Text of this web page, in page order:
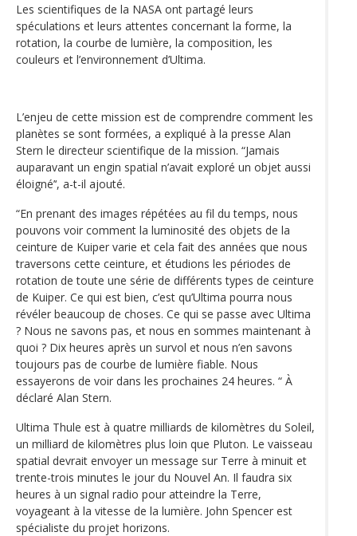
Les scientifiques de la NASA ont partagé leurs
spéculations et leurs attentes concernant la forme, la
rotation, la courbe de lumière, la composition, les
couleurs et l’environnement d’Ultima.
L’enjeu de cette mission est de comprendre comment les
planètes se sont formées, a expliqué à la presse Alan
Stern le directeur scientifique de la mission. “Jamais
auparavant un engin spatial n’avait exploré un objet aussi
éloigné’‘, a-t-il ajouté.
“En prenant des images répétées au fil du temps, nous
pouvons voir comment la luminosité des objets de la
ceinture de Kuiper varie et cela fait des années que nous
traversons cette ceinture, et étudions les périodes de
rotation de toute une série de différents types de ceinture
de Kuiper. Ce qui est bien, c’est qu’Ultima pourra nous
révéler beaucoup de choses. Ce qui se passe avec Ultima
? Nous ne savons pas, et nous en sommes maintenant à
quoi ? Dix heures après un survol et nous n’en savons
toujours pas de courbe de lumière fiable. Nous
essayerons de voir dans les prochaines 24 heures. “ À
déclaré Alan Stern.
Ultima Thule est à quatre milliards de kilomètres du Soleil,
un milliard de kilomètres plus loin que Pluton. Le vaisseau
spatial devrait envoyer un message sur Terre à minuit et
trente-trois minutes le jour du Nouvel An. Il faudra six
heures à un signal radio pour atteindre la Terre,
voyageant à la vitesse de la lumière. John Spencer est
spécialiste du projet horizons.